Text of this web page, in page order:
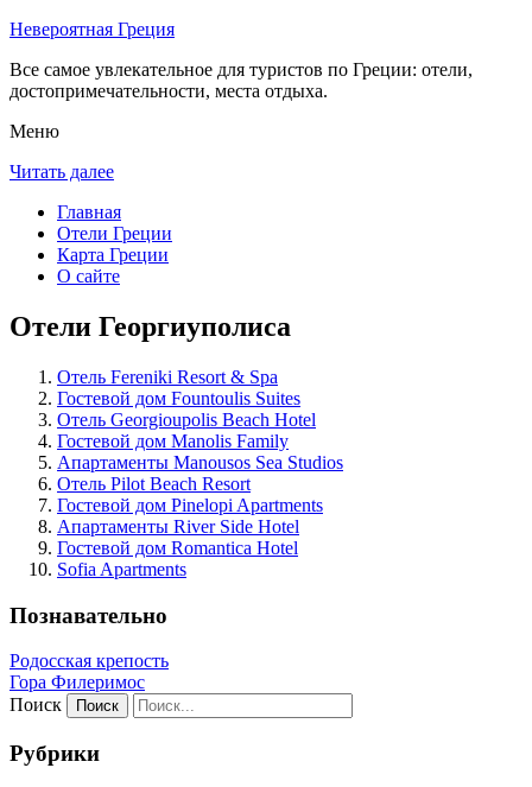
Невероятная Греция
Все самое увлекательное для туристов по Греции: отели,
достопримечательности, места отдыха.
Меню
Читать далее
Главная
Отели Греции
Карта Греции
О сайте
Отели Георгиуполиса
Отель Fereniki Resort & Spa
Гостевой дом Fountoulis Suites
Отель Georgioupolis Beach Hotel
Гостевой дом Manolis Family
Апартаменты Manousos Sea Studios
Отель Pilot Beach Resort
Гостевой дом Pinelopi Apartments
Апартаменты River Side Hotel
Гостевой дом Romantica Hotel
Sofia Apartments
Познавательно
Родосская крепость
Гора Филеримос
Поиск
Рубрики